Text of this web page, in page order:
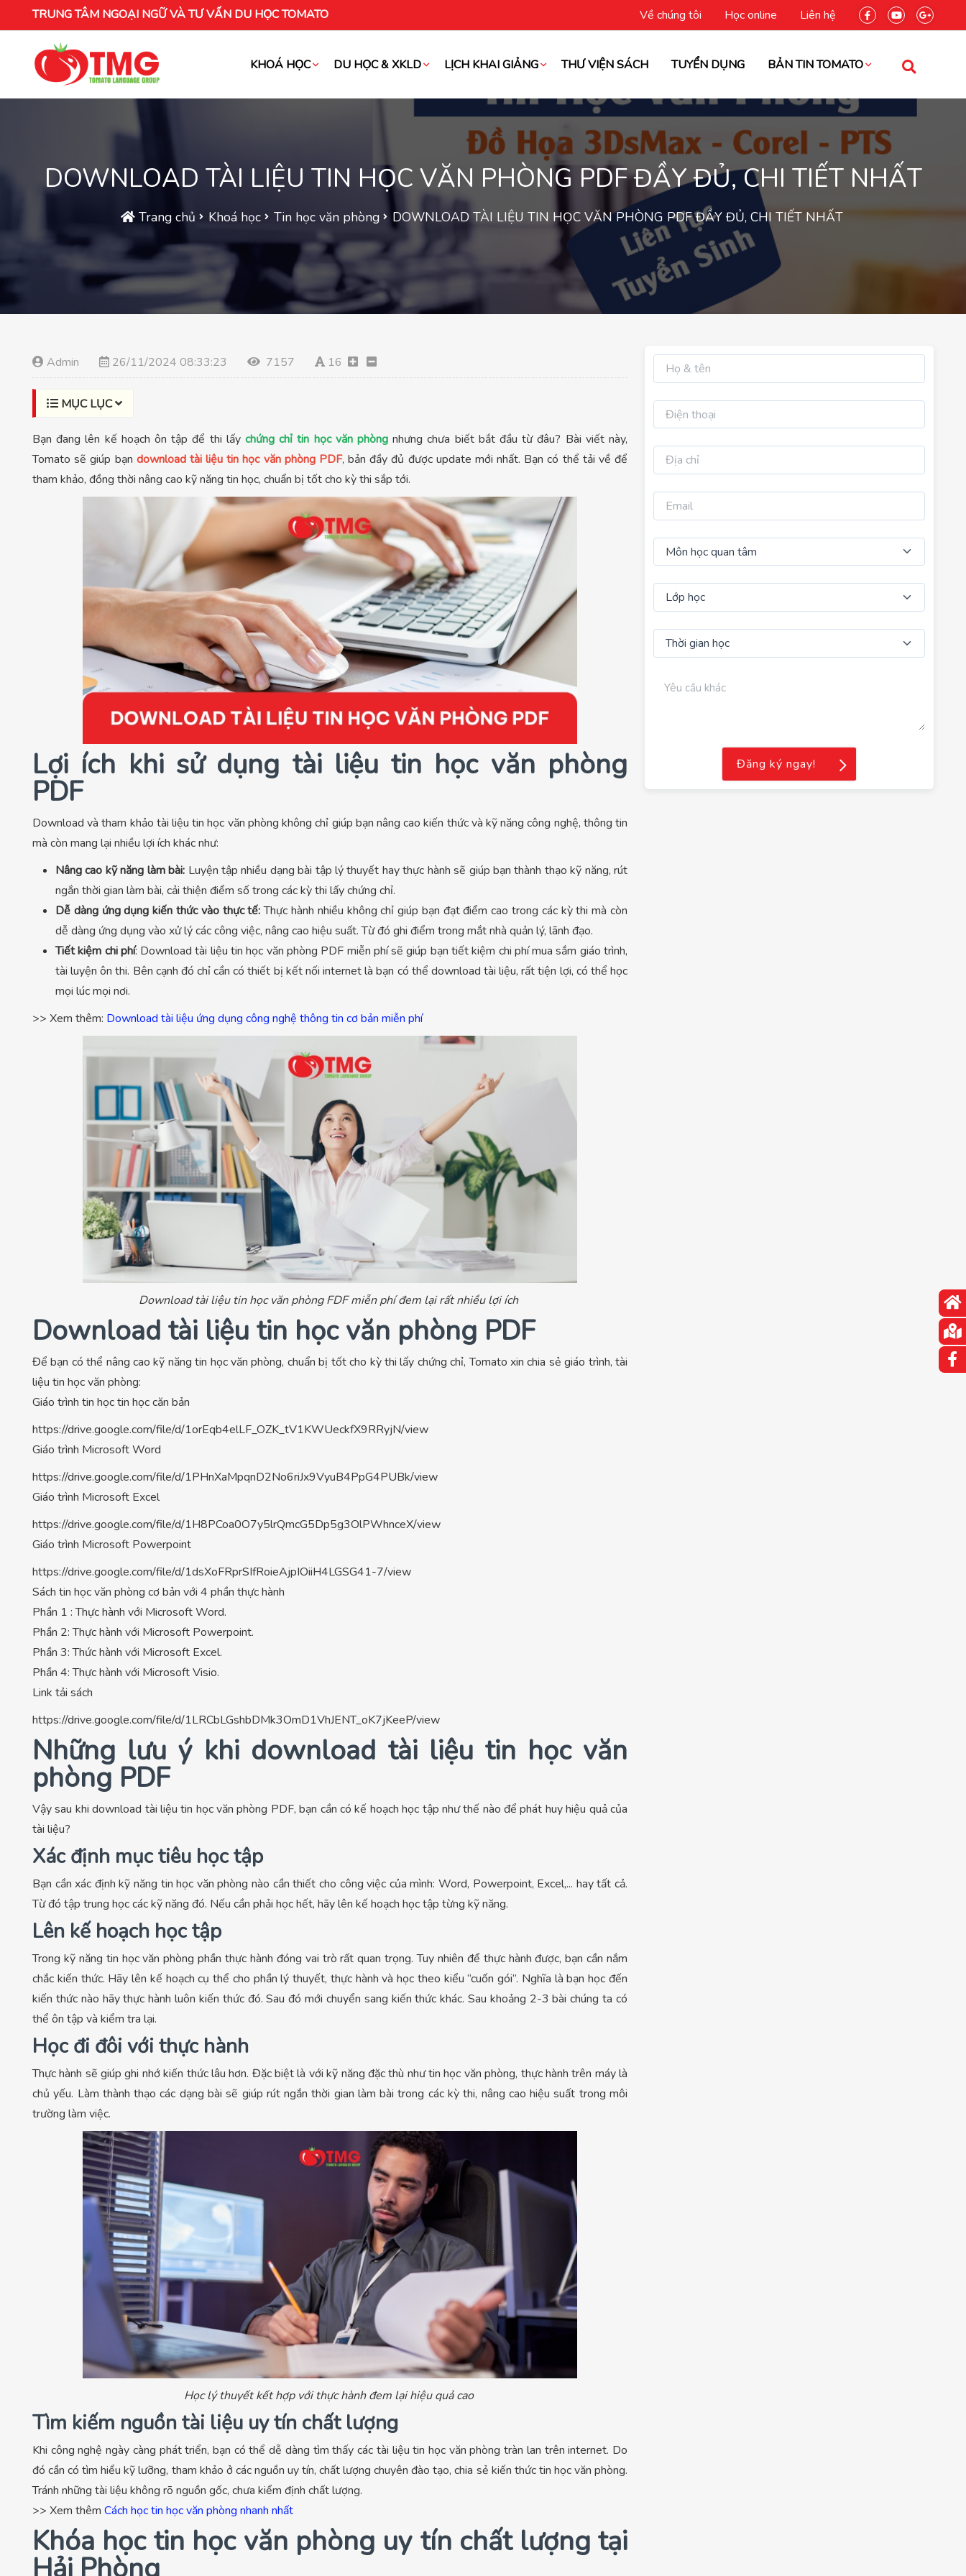
TRUNG TÂM NGOẠI NGỮ VÀ TƯ VẤN DU HỌC TOMATO Về chúng tôi Học online Liên hệ
KHOÁ HỌC DU HỌC & XKLD LỊCH KHAI GIẢNG THƯ VIỆN SÁCH TUYỂN DỤNG BẢN TIN TOMATO
DOWNLOAD TÀI LIỆU TIN HỌC VĂN PHÒNG PDF ĐẦY ĐỦ, CHI TIẾT NHẤT
Trang chủ Khoá học Tin học văn phòng DOWNLOAD TÀI LIỆU TIN HỌC VĂN PHÒNG PDF ĐẦY ĐỦ, CHI TIẾT NHẤT
Admin 26/11/2024 08:33:23 7157 16
MỤC LỤC
Bạn đang lên kế hoạch ôn tập để thi lấy chứng chỉ tin học văn phòng nhưng chưa biết bắt đầu từ đâu? Bài viết này,
Tomato sẽ giúp bạn download tài liệu tin học văn phòng PDF, bản đầy đủ được update mới nhất. Bạn có thể tải về để
tham khảo, đồng thời nâng cao kỹ năng tin học, chuẩn bị tốt cho kỳ thi sắp tới.
Lợi ích khi sử dụng tài liệu tin học văn phòng
PDF
Download và tham khảo tài liệu tin học văn phòng không chỉ giúp bạn nâng cao kiến thức và kỹ năng công nghệ, thông tin
mà còn mang lại nhiều lợi ích khác như:
Nâng cao kỹ năng làm bài: Luyện tập nhiều dạng bài tập lý thuyết hay thực hành sẽ giúp bạn thành thạo kỹ năng, rút
ngắn thời gian làm bài, cải thiện điểm số trong các kỳ thi lấy chứng chỉ.
Dễ dàng ứng dụng kiến thức vào thực tế:Thực hành nhiều không chỉ giúp bạn đạt điểm cao trong các kỳ thi mà còn
dễ dàng ứng dụng vào xử lý các công việc, nâng cao hiệu suất. Từ đó ghi điểm trong mắt nhà quản lý, lãnh đạo.
Tiết kiệm chi phí: Download tài liệu tin học văn phòng PDF miễn phí sẽ giúp bạn tiết kiệm chi phí mua sắm giáo trình,
tài luyện ôn thi. Bên cạnh đó chỉ cần có thiết bị kết nối internet là bạn có thể download tài liệu, rất tiện lợi, có thể học
mọi lúc mọi nơi.
>> Xem thêm: Download tài liệu ứng dụng công nghệ thông tin cơ bản miễn phí
Download tài liệu tin học văn phòng FDF miễn phí đem lại rất nhiều lợi ích
Download tài liệu tin học văn phòng PDF
Để bạn có thể nâng cao kỹ năng tin học văn phòng, chuẩn bị tốt cho kỳ thi lấy chứng chỉ, Tomato xin chia sẻ giáo trình, tài
liệu tin học văn phòng:
Giáo trình tin học tin học căn bản
https://drive.google.com/file/d/1orEqb4elLF_OZK_tV1KWUeckfX9RRyjN/view
Giáo trình Microsoft Word
https://drive.google.com/file/d/1PHnXaMpqnD2No6riJx9VyuB4PpG4PUBk/view
Giáo trình Microsoft Excel
https://drive.google.com/file/d/1H8PCoa0O7y5lrQmcG5Dp5g3OlPWhnceX/view
Giáo trình Microsoft Powerpoint
https://drive.google.com/file/d/1dsXoFRprSIfRoieAjpIOiiH4LGSG41-7/view
Sách tin học văn phòng cơ bản với 4 phần thực hành
Phần 1 : Thực hành với Microsoft Word.
Phần 2: Thực hành với Microsoft Powerpoint.
Phần 3: Thức hành với Microsoft Excel.
Phần 4: Thực hành với Microsoft Visio.
Link tải sách
https://drive.google.com/file/d/1LRCbLGshbDMk3OmD1VhJENT_oK7jKeeP/view
Những lưu ý khi download tài liệu tin học văn
phòng PDF
Vậy sau khi download tài liệu tin học văn phòng PDF, bạn cần có kế hoạch học tập như thế nào để phát huy hiệu quả của
tài liệu?
Xác định mục tiêu học tập
Bạn cần xác định kỹ năng tin học văn phòng nào cần thiết cho công việc của mình: Word, Powerpoint, Excel,... hay tất cả.
Từ đó tập trung học các kỹ năng đó. Nếu cần phải học hết, hãy lên kế hoạch học tập từng kỹ năng.
Lên kế hoạch học tập
Trong kỹ năng tin học văn phòng phần thực hành đóng vai trò rất quan trọng. Tuy nhiên để thực hành được, bạn cần nắm
chắc kiến thức. Hãy lên kế hoạch cụ thể cho phần lý thuyết, thực hành và học theo kiểu “cuốn gói”. Nghĩa là bạn học đến
kiến thức nào hãy thực hành luôn kiến thức đó. Sau đó mới chuyển sang kiến thức khác. Sau khoảng 2-3 bài chúng ta có
thể ôn tập và kiểm tra lại.
Học đi đôi với thực hành
Thực hành sẽ giúp ghi nhớ kiến thức lâu hơn. Đặc biệt là với kỹ năng đặc thù như tin học văn phòng, thực hành trên máy là
chủ yếu. Làm thành thạo các dạng bài sẽ giúp rút ngắn thời gian làm bài trong các kỳ thi, nâng cao hiệu suất trong môi
trường làm việc.
Học lý thuyết kết hợp với thực hành đem lại hiệu quả cao
Tìm kiếm nguồn tài liệu uy tín chất lượng
Khi công nghệ ngày càng phát triển, bạn có thể dễ dàng tìm thấy các tài liệu tin học văn phòng tràn lan trên internet. Do
đó cần có tìm hiểu kỹ lưỡng, tham khảo ở các nguồn uy tín, chất lượng chuyên đào tạo, chia sẻ kiến thức tin học văn phòng.
Tránh những tài liệu không rõ nguồn gốc, chưa kiểm định chất lượng.
>> Xem thêm Cách học tin học văn phòng nhanh nhất
Khóa học tin học văn phòng uy tín chất lượng tại
Hải Phòng
Đăng ký ngay!